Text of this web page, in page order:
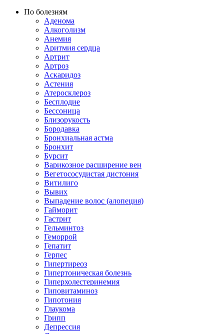
По болезням
Аденома
Алкоголизм
Анемия
Аритмия сердца
Артрит
Артроз
Аскаридоз
Астения
Атеросклероз
Бесплодие
Бессоница
Близорукость
Бородавка
Бронхиальная астма
Бронхит
Бурсит
Варикозное расширение вен
Вегетососудистая дистония
Витилиго
Вывих
Выпадение волос (алопеция)
Гайморит
Гастрит
Гельминтоз
Геморрой
Гепатит
Герпес
Гипертиреоз
Гипертоническая болезнь
Гиперхолестеринемия
Гиповитаминоз
Гипотония
Глаукома
Грипп
Депрессия